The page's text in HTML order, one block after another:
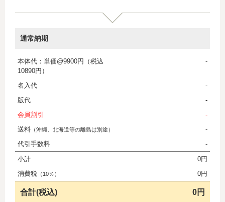
通常納期
本体代：単価@9900円（税込
10890円）
-
名入代
-
版代
-
会員割引
-
送料 （沖縄、北海道等の離島は別途）
-
代引手数料
-
小計
0円
消費税 （10％） 0円
合計(税込) 0円